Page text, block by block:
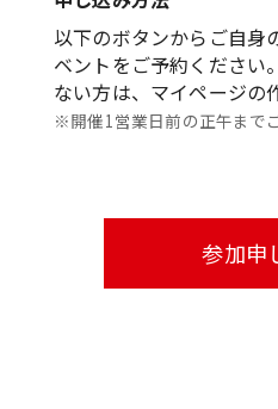
以下のボタンからご自身
ベントをご予約ください
ない方は、マイページの
※開催1営業日前の正午まで
参加申